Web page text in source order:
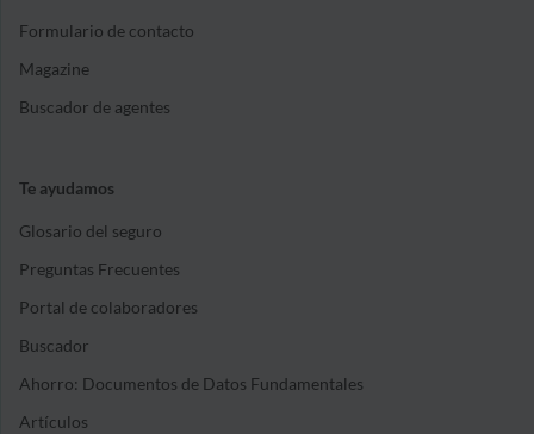
Formulario de contacto
Magazine
Buscador de agentes
Te ayudamos
Glosario del seguro
Preguntas Frecuentes
Portal de colaboradores
Buscador
Ahorro: Documentos de Datos Fundamentales
Artículos